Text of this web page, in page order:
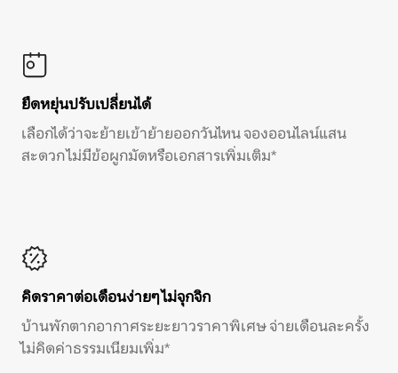
ยืดหยุ่นปรับเปลี่ยนได้
เลือกได้ว่าจะย้ายเข้าย้ายออกวันไหน จองออนไลน์แสน
สะดวก ไม่มีข้อผูกมัดหรือเอกสารเพิ่มเติม*
คิดราคาต่อเดือนง่ายๆ ไม่จุกจิก
บ้านพักตากอากาศระยะยาวราคาพิเศษ จ่ายเดือนละครั้ง
ไม่คิดค่าธรรมเนียมเพิ่ม*